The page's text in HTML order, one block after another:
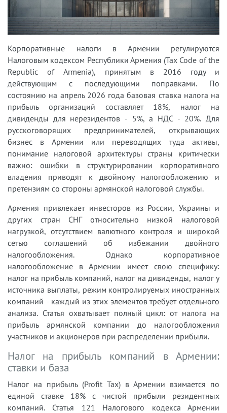
Корпоративные налоги в Армении регулируются
Налоговым кодексом Республики Армения (Tax Code of the
Republic of Armenia), принятым в 2016 году и
действующим с последующими поправками. По
состоянию на апрель 2026 года базовая ставка налога на
прибыль организаций составляет 18%, налог на
дивиденды для нерезидентов - 5%, а НДС - 20%. Для
русскоговорящих предпринимателей, открывающих
бизнес в Армении или переводящих туда активы,
понимание налоговой архитектуры страны критически
важно: ошибки в структурировании корпоративного
владения приводят к двойному налогообложению и
претензиям со стороны армянской налоговой службы.
Армения привлекает инвесторов из России, Украины и
других стран СНГ относительно низкой налоговой
нагрузкой, отсутствием валютного контроля и широкой
сетью соглашений об избежании двойного
налогообложения. Однако корпоративное
налогообложение в Армении имеет свою специфику:
налог на прибыль компаний, налог на дивиденды, налог у
источника выплаты, режим контролируемых иностранных
компаний - каждый из этих элементов требует отдельного
анализа. Статья охватывает полный цикл: от налога на
прибыль армянской компании до налогообложения
участников и акционеров при распределении прибыли.
Налог на прибыль компаний в Армении:
ставки и база
Налог на прибыль (Profit Tax) в Армении взимается по
единой ставке 18% с чистой прибыли резидентных
компаний. Статья 121 Налогового кодекса Армении